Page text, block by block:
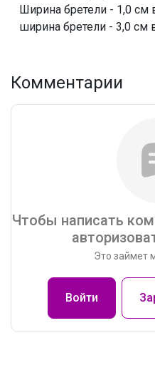
Ширина бретели - 1,0 см
ширина бретели - 3,0 см
Комментарии
Чтобы написать
Это займет
Войти